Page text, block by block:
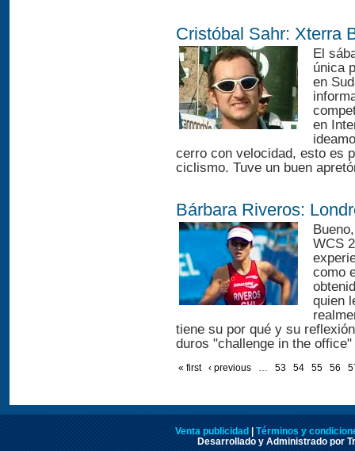
Cristóbal Sahr: Xterra
El
única
en
en
cerro con velocidad, esto es
ciclismo. Tuve un buen
Bárbara Riveros:
WCS
como
quien
tiene su por qué y su
duros "challenge in the
« first ‹ previous … 53 54 55 56
Venta publicidad
Términos y
Desarrollado y Administrado por